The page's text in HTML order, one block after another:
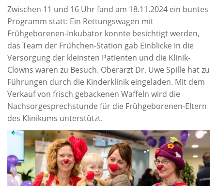
Zwischen 11 und 16 Uhr fand am 18.11.2024 ein buntes
Programm statt: Ein Rettungswagen mit
Frühgeborenen-Inkubator konnte besichtigt werden,
das Team der Frühchen-Station gab Einblicke in die
Versorgung der kleinsten Patienten und die Klinik-
Clowns waren zu Besuch. Oberarzt Dr. Uwe Spille hat zu
Führungen durch die Kinderklinik eingeladen. Mit dem
Verkauf von frisch gebackenen Waffeln wird die
Nachsorgesprechstunde für die Frühgeborenen-Eltern
des Klinikums unterstützt.